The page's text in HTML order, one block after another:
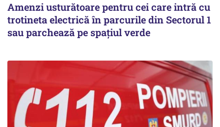
Amenzi usturătoare pentru cei care intră cu
trotineta electrică în parcurile din Sectorul 1
sau parchează pe spațiul verde